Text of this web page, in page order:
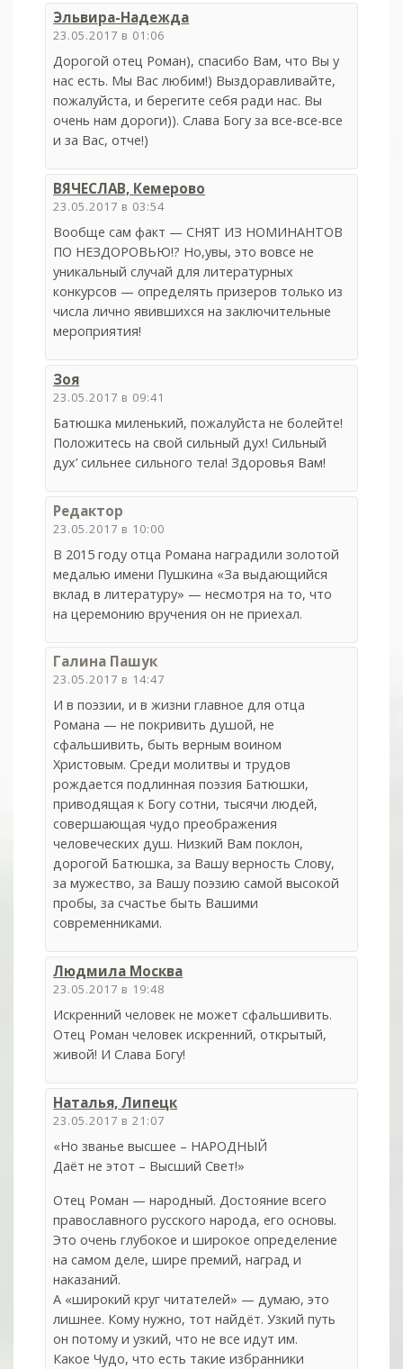
Эльвира-Надежда
23.05.2017 в 01:06
Дорогой отец Роман), спасибо Вам, что Вы у
нас есть. Мы Вас любим!) Выздоравливайте,
пожалуйста, и берегите себя ради нас. Вы
очень нам дороги)). Слава Богу за все-все-все
и за Вас, отче!)
ВЯЧЕСЛАВ, Кемерово
23.05.2017 в 03:54
Вообще сам факт — СНЯТ ИЗ НОМИНАНТОВ
ПО НЕЗДОРОВЬЮ!? Но,увы, это вовсе не
уникальный случай для литературных
конкурсов — определять призеров только из
числа лично явившихся на заключительные
мероприятия!
Зоя
23.05.2017 в 09:41
Батюшка миленький, пожалуйста не болейте!
Положитесь на свой сильный дух! Сильный
дух’ сильнее сильного тела! Здоровья Вам!
Редактор
23.05.2017 в 10:00
В 2015 году отца Романа наградили золотой
медалью имени Пушкина «За выдающийся
вклад в литературу» — несмотря на то, что
на церемонию вручения он не приехал.
Галина Пашук
23.05.2017 в 14:47
И в поэзии, и в жизни главное для отца
Романа — не покривить душой, не
сфальшивить, быть верным воином
Христовым. Среди молитвы и трудов
рождается подлинная поэзия Батюшки,
приводящая к Богу сотни, тысячи людей,
совершающая чудо преображения
человеческих душ. Низкий Вам поклон,
дорогой Батюшка, за Вашу верность Слову,
за мужество, за Вашу поэзию самой высокой
пробы, за счастье быть Вашими
современниками.
Людмила Москва
23.05.2017 в 19:48
Искренний человек не может сфальшивить.
Отец Роман человек искренний, открытый,
живой! И Слава Богу!
Наталья, Липецк
23.05.2017 в 21:07
«Но званье высшее – НАРОДНЫЙ
Даёт не этот – Высший Свет!»
Отец Роман — народный. Достояние всего
православного русского народа, его основы.
Это очень глубокое и широкое определение
на самом деле, шире премий, наград и
наказаний.
А «широкий круг читателей» — думаю, это
лишнее. Кому нужно, тот найдёт. Узкий путь
он потому и узкий, что не все идут им.
Какое Чудо, что есть такие избранники